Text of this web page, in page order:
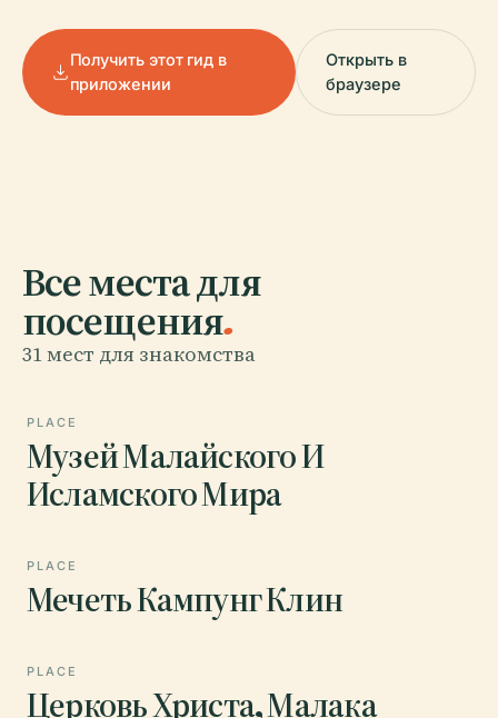
Получить этот гид в
приложении
Открыть в
браузере
Все места для
посещения.
31 мест для знакомства
PLACE
Музей Малайского И
Исламского Мира
PLACE
Мечеть Кампунг Клин
PLACE
Церковь Христа, Малака